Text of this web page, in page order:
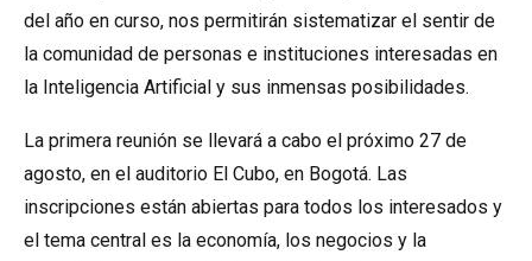
del año en curso, nos permitirán sistematizar el sentir de
la comunidad de personas e instituciones interesadas en
la Inteligencia Artificial y sus inmensas posibilidades.
La primera reunión se llevará a cabo el próximo 27 de
agosto, en el auditorio El Cubo, en Bogotá. Las
inscripciones están abiertas para todos los interesados y
el tema central es la economía, los negocios y la